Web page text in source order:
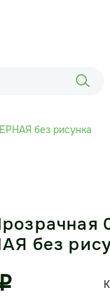
без рисунка
без